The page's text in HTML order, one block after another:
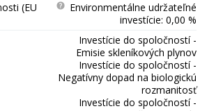
(EU
Environmentálne udržateľné
investície: 0,00 %
Investície do spoločností -
Emisie skleníkových plynov
Investície do spoločností -
Negatívny dopad na biologickú
rozmanitosť
Investície do spoločností -